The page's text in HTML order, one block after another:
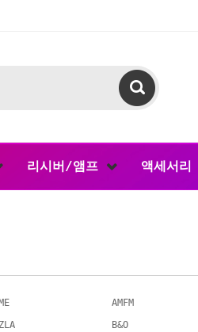
리시버/앰프 액세서리
AMFM
B&O